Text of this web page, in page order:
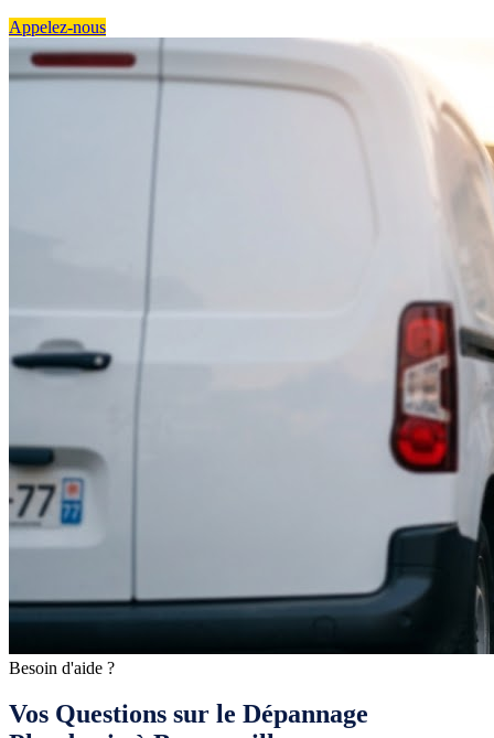
Appelez-nous
Besoin d'aide ?
Vos Questions sur le Dépannage